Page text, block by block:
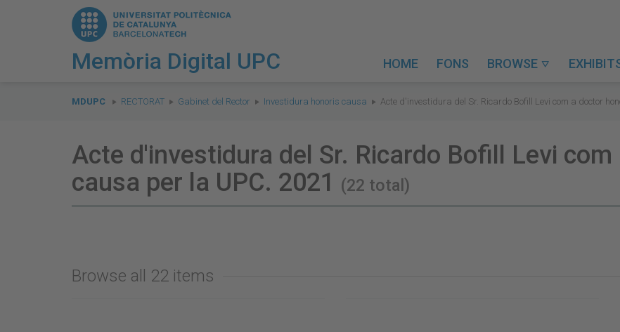
Memòria Digital UPC HOME FONS BROWSE 
are
MDUPC RECTORAT Gabinet del Rector Investidura honoris causa Acte d'investidura del Sr. Ricardo Bofill Levi com a doctor
Acte d'investidura del Sr. Ricardo Bofill Levi
causa per la UPC. 2021
(22 total)
Browse all 22 items